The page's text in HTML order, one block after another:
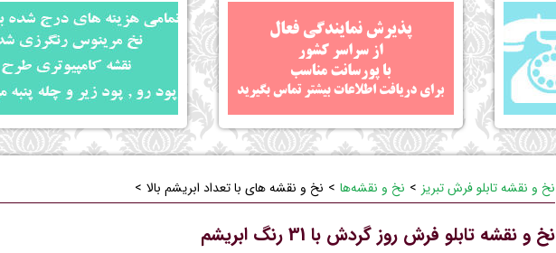
نخ و نقشه تابلو فرش تبریز نخ و نقشه‌ها نخ و نقشه های با تعداد ابریشم بالا
نخ و نقشه تابلو فرش روز گردش با 31 رنگ ابریشم